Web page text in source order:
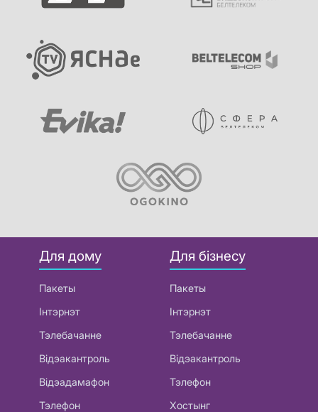
Для дому
Пакеты
Інтэрнэт
Тэлебачанне
Відэакантроль
Відэадамафон
Тэлефон
Для бізнесу
Пакеты
Інтэрнэт
Тэлебачанне
Відэакантроль
Тэлефон
Хостынг